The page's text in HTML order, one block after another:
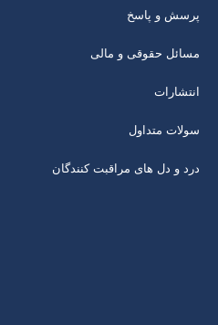
پرسش و پاسخ
مسائل حقوقی و مالی
انتشارات
سولات متداول
درد و دل های مراقبت کنندگان